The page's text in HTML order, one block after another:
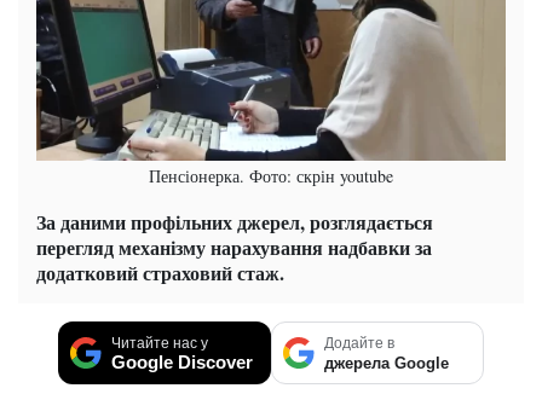
Пенсіонерка. Фото: скрін youtube
За даними профільних джерел, розглядається
перегляд механізму нарахування надбавки за
додатковий страховий стаж.
Читайте нас у
Google Discover
Додайте в
джерела Google